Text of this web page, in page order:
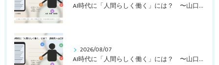
AI時代に「人間らしく働く」には？ 〜山口周さんの対談動画・文字起こし（その２）〜
2026/08/07
AI時代に「人間らしく働く」には？ 〜山口周さんの対談動画・文字起こし（その１）〜